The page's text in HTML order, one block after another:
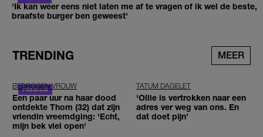
'Ik kan weer eens niet laten me af te vragen of ik wel de beste,
braafste burger ben geweest'
TRENDING MEER
BEDROGEN VROUW
Een paar uur na haar dood
ontdekte Thom (32) dat zijn
vriendin vreemdging: 'Echt,
mijn bek viel open'
TATUM DAGELET
'Ollie is vertrokken naar een
adres ver weg van ons. En
dat doet pijn’